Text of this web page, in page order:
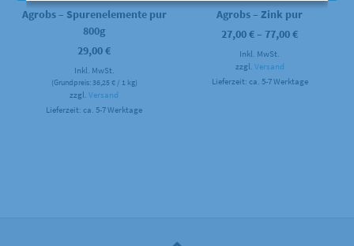
Agrobs – Spurenelemente pur
800g
29,00€
Inkl. MwSt.
(Grundpreis: 36,25 €/ 1 kg)
zzgl.Versand
Lieferzeit: ca. 5-7 Werktage
Agrobs – Zink pur
27,00€–77,00€
Inkl. MwSt.
zzgl. Versand
Lieferzeit: ca. 5-7 Werktage